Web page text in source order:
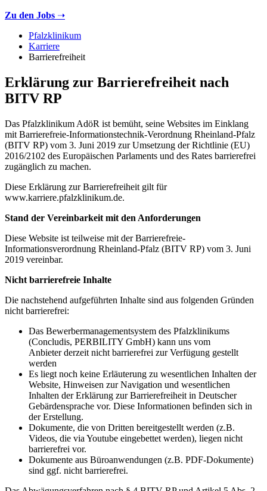
Zu den Jobs ➝
Pfalzklinikum
Karriere
Barrierefreiheit
Erklärung zur Barrierefreiheit nach
BITV RP
Das Pfalzklinikum AdöR ist bemüht, seine Websites im Einklang
mit Barrierefreie-Informationstechnik-Verordnung Rheinland-Pfalz
(BITV RP) vom 3. Juni 2019 zur Umsetzung der Richtlinie (EU)
2016/2102 des Europäischen Parlaments und des Rates barrierefrei
zugänglich zu machen.
Diese Erklärung zur Barrierefreiheit gilt für
www.karriere.pfalzklinikum.de.
Stand der Vereinbarkeit mit den Anforderungen
Diese Website ist teilweise mit der Barrierefreie-
Informationsverordnung Rheinland-Pfalz (BITV RP) vom 3. Juni
2019 vereinbar.
Nicht barrierefreie Inhalte
Die nachstehend aufgeführten Inhalte sind aus folgenden Gründen
nicht barrierefrei:
Das Bewerbermanagementsystem des Pfalzklinikums
(Concludis, PERBILITY GmbH) kann uns vom
Anbieter derzeit nicht barrierefrei zur Verfügung gestellt
werden
Es liegt noch keine Erläuterung zu wesentlichen Inhalten der
Website, Hinweisen zur Navigation und wesentlichen
Inhalten der Erklärung zur Barrierefreiheit in Deutscher
Gebärdensprache vor. Diese Informationen befinden sich in
der Erstellung.
Dokumente, die von Dritten bereitgestellt werden (z.B.
Videos, die via Youtube eingebettet werden), liegen nicht
barrierefrei vor.
Dokumente aus Büroanwendungen (z.B. PDF-Dokumente)
sind ggf. nicht barrierefrei.